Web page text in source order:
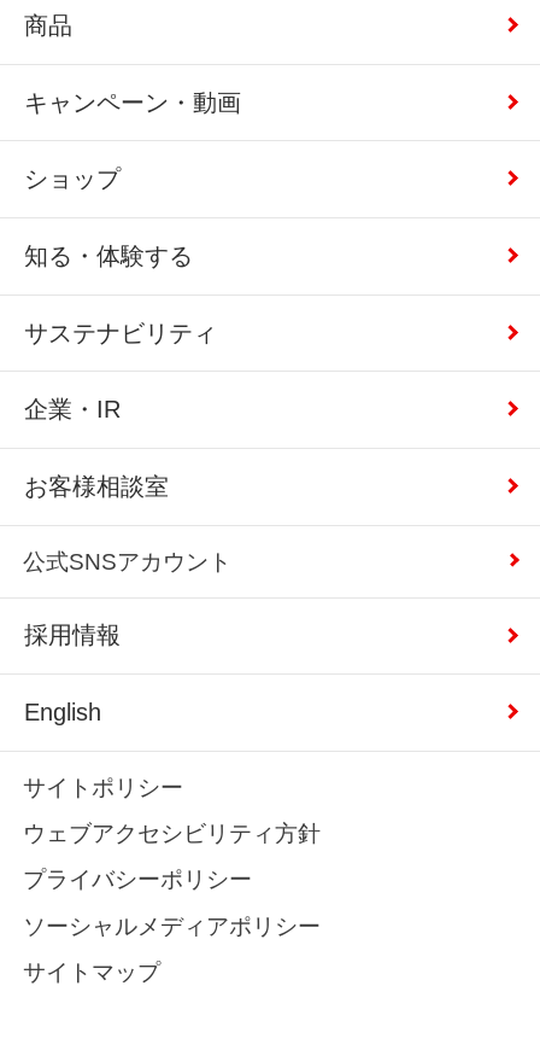
商品
キャンペーン・動画
ショップ
知る・体験する
サステナビリティ
企業・IR
お客様相談室
公式SNSアカウント
採用情報
English
サイトポリシー
ウェブアクセシビリティ方針
プライバシーポリシー
ソーシャルメディアポリシー
サイトマップ